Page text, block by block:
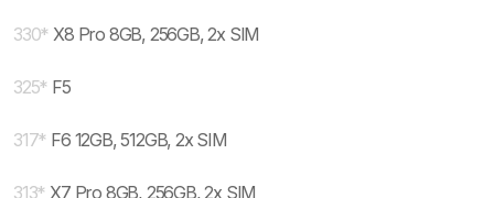
330* X8 Pro 8GB, 256GB, 2x SIM
325* F5
317* F6 12GB, 512GB, 2x SIM
313* X7 Pro 8GB, 256GB, 2x SIM